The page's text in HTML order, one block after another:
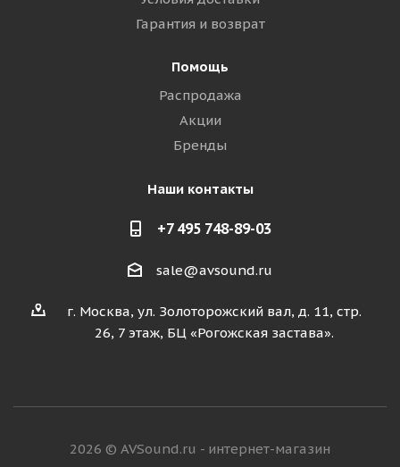
Гарантия и возврат
Помощь
Распродажа
Акции
Бренды
Наши контакты
+7 495 748-89-03
sale@avsound.ru
г. Москва, ул. Золоторожский вал, д. 11, стр.
26, 7 этаж, БЦ «Рогожская застава».
2026 © AVSound.ru - интернет-магазин